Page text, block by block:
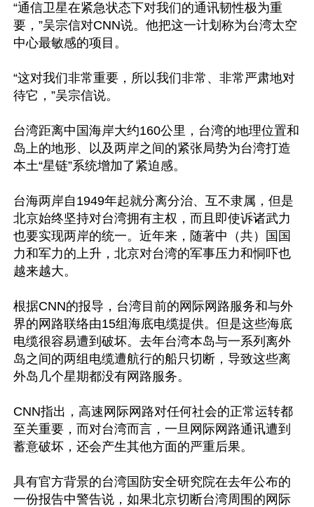
“通信卫星在紧急状态下对我们的通讯韧性极为重
要，”吴宗信对CNN说。他把这一计划称为台湾太空
中心最敏感的项目。
“这对我们非常重要，所以我们非常、非常严肃地对
待它，”吴宗信说。
台湾距离中国海岸大约160公里，台湾的地理位置和
岛上的地形、以及两岸之间的紧张局势为台湾打造
本土“星链”系统增加了紧迫感。
台海两岸自1949年起就分离分治、互不隶属，但是
北京始终坚持对台湾拥有主权，而且即使诉诸武力
也要实现两岸的统一。近年来，随著中（共）国国
力和军力的上升，北京对台湾的军事压力和恫吓也
越来越大。
根据CNN的报导，台湾目前的网际网路服务和与外
界的网路联络由15组海底电缆提供。但是这些海底
电缆很容易遭到破坏。去年台湾本岛与一系列离外
岛之间的两组电缆遭航行的船只切断，导致这些离
外岛几个星期都没有网路服务。
CNN指出，高速网际网路对任何社会的正常运转都
至关重要，而对台湾而言，一旦网际网路通讯遭到
蓄意破坏，还会产生其他方面的严重后果。
具有官方背景的台湾国防安全研究院在去年公布的
一份报告中警告说，如果北京切断台湾周围的网际